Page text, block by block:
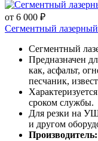
от 6 000 ₽
Сегментный
Сегментный
Предназначен
как, асфальт,
песчаник,
сроком службы.
Для резки на
и другом